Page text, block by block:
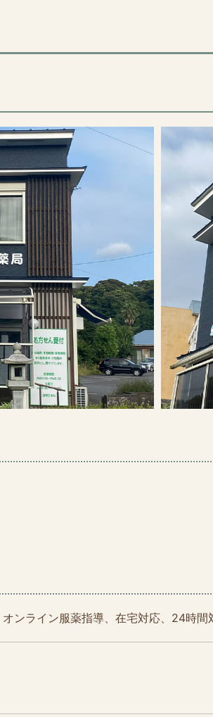
ンライン服薬指導、在宅対応、24時